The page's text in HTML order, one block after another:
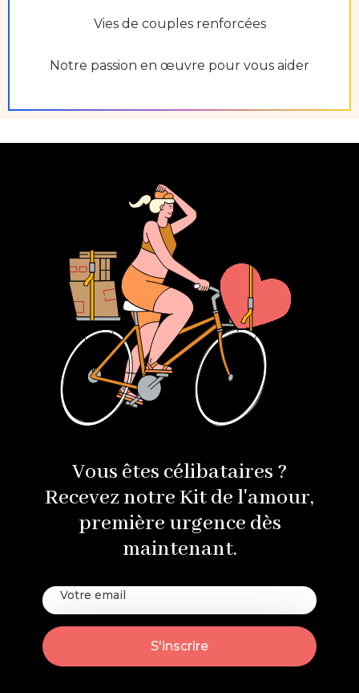
Vies de couples renforcées
Notre passion en œuvre pour vous aider
Vous êtes célibataires ?
Recevez notre Kit de l'amour,
première urgence dès
maintenant.